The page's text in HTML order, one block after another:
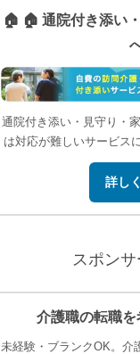
🏠 🏠 通院付き添い
通院付き添い・見守り・
は対応が難しいサービス
詳し
スポン
介護職の転職
未経験・ブランクOK。介